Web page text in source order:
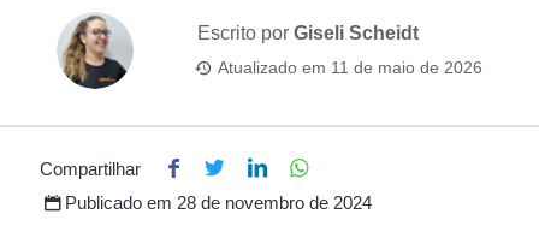
Escrito por Giseli Scheidt
Atualizado em 11 de maio de 2026
Compartilhar
Publicado em 28 de novembro de 2024